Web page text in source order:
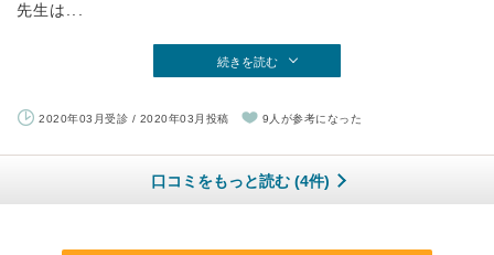
先生は...
続きを読む
2020年03月受診 / 2020年03月投稿 9人が参考になった
口コミをもっと読む (4件)